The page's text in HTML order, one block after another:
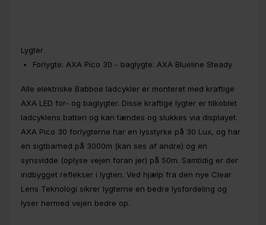
Lygter
Forlygte: AXA Pico 30 - baglygte: AXA Blueline Steady
Alle elektriske Babboe ladcykler er monteret med kraftige
AXA LED for- og baglygter. Disse kraftige lygter er tilkoblet
ladcyklens batteri og kan tændes og slukkes via displayet.
AXA Pico 30 forlygterne har en lysstyrke på 30 Lux, og har
en sigtbarhed på 3000m (kan ses af andre) og en
synsvidde (oplyse vejen foran jer) på 50m. Samtidig er der
indbygget reflekser i lygten. Ved hjælp fra den nye Clear
Lens Teknologi sikrer lygterne en bedre lysfordeling og
lyser hermed vejen bedre op.